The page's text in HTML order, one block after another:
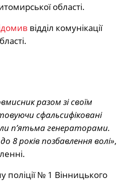
області.
відділ комунікації
разом зі своїм
сфальсифіковані
п’ятьма генераторами.
8 років позбавлення волі»,
поліції № 1 Вінницького